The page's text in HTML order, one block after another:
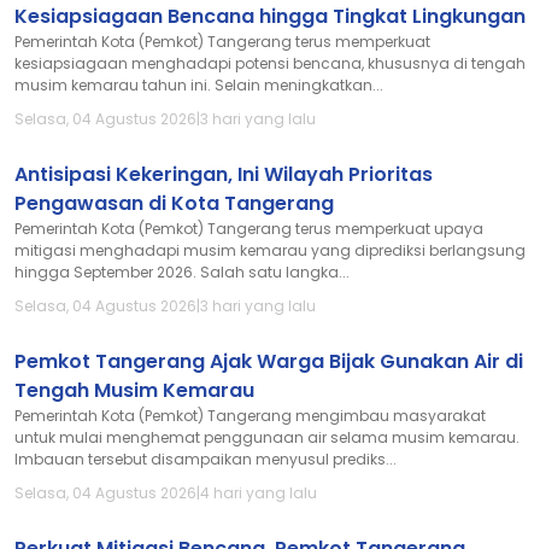
Kesiapsiagaan Bencana hingga Tingkat Lingkungan
Pemerintah Kota (Pemkot) Tangerang terus memperkuat
kesiapsiagaan menghadapi potensi bencana, khususnya di tengah
musim kemarau tahun ini. Selain meningkatkan...
Selasa, 04 Agustus 2026|3 hari yang lalu
Antisipasi Kekeringan, Ini Wilayah Prioritas
Pengawasan di Kota Tangerang
Pemerintah Kota (Pemkot) Tangerang terus memperkuat upaya
mitigasi menghadapi musim kemarau yang diprediksi berlangsung
hingga September 2026. Salah satu langka...
Selasa, 04 Agustus 2026|3 hari yang lalu
Pemkot Tangerang Ajak Warga Bijak Gunakan Air di
Tengah Musim Kemarau
Pemerintah Kota (Pemkot) Tangerang mengimbau masyarakat
untuk mulai menghemat penggunaan air selama musim kemarau.
Imbauan tersebut disampaikan menyusul prediks...
Selasa, 04 Agustus 2026|4 hari yang lalu